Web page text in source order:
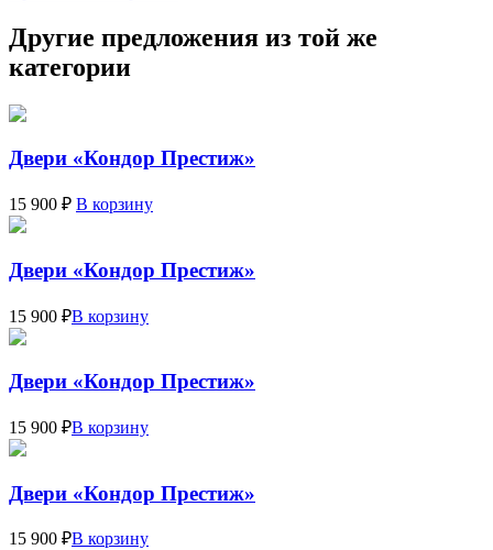
Другие предложения из той же
категории
Двери «Кондор Престиж»
15 900 ₽ В корзину
Двери «Кондор Престиж»
15 900 ₽В корзину
Двери «Кондор Престиж»
15 900 ₽В корзину
Двери «Кондор Престиж»
15 900 ₽В корзину